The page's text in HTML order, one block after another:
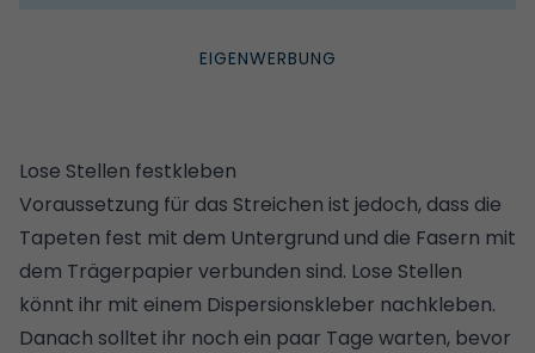
Lose Stellen festkleben
Voraussetzung für das Streichen ist jedoch, dass die
Tapeten fest mit dem Untergrund und die Fasern mit
dem Trägerpapier verbunden sind. Lose Stellen
könnt ihr mit einem Dispersionskleber nachkleben.
Danach solltet ihr noch ein paar Tage warten, bevor